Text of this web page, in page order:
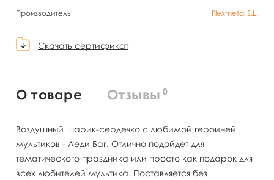
Производитель
Flexmetal S.L.
Скачать сертификат
О товаре Отзывы 0
Воздушный шарик-сердечко с любимой героиней
мультиков - Леди Баг. Отлично подойдет для
тематического праздника или просто как подарок для
всех любителей мультика. Поставляется без